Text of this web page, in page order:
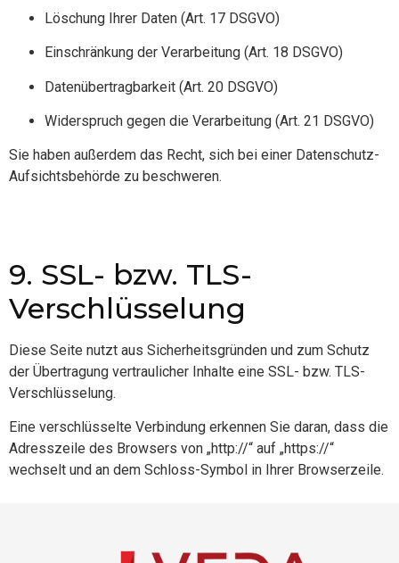
Löschung Ihrer Daten (Art. 17 DSGVO)
Einschränkung der Verarbeitung (Art. 18 DSGVO)
Datenübertragbarkeit (Art. 20 DSGVO)
Widerspruch gegen die Verarbeitung (Art. 21 DSGVO)
Sie haben außerdem das Recht, sich bei einer Datenschutz-
Aufsichtsbehörde zu beschweren.
9. SSL- bzw. TLS-
Verschlüsselung
Diese Seite nutzt aus Sicherheitsgründen und zum Schutz
der Übertragung vertraulicher Inhalte eine SSL- bzw. TLS-
Verschlüsselung.
Eine verschlüsselte Verbindung erkennen Sie daran, dass die
Adresszeile des Browsers von „http://“ auf „https://“
wechselt und an dem Schloss-Symbol in Ihrer Browserzeile.